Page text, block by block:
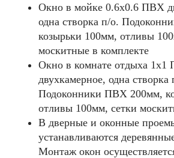
Окно в мойке 0.6х0.6 ПВХ
одна створка п/о.
козырьки 100мм, отливы
москитные в комплекте
Окно в комнате отдыха
двухкамерное, одна створка
Подоконники ПВХ 200мм,
отливы 100мм, сетки
В дверные и оконные
устанавливаются
Монтаж окон